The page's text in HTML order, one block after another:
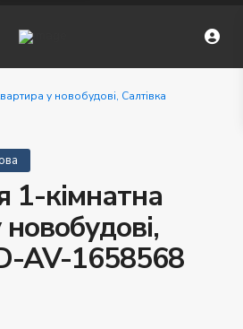
у новобудові, Салтівка
1-кімнатна
AV-1658568